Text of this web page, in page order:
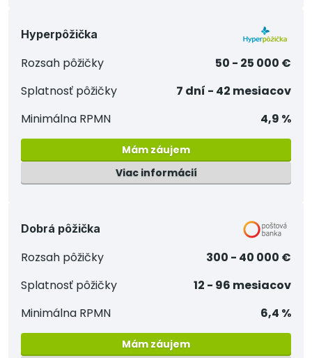
Hyperpôžička
Rozsah pôžičky
50 - 25 000 €
Splatnosť pôžičky
7 dní - 42 mesiacov
Minimálna RPMN
4,9 %
Mám záujem
Viac informácií
Dobrá pôžička
Rozsah pôžičky
300 - 40 000 €
Splatnosť pôžičky
12 - 96 mesiacov
Minimálna RPMN
6,4 %
Mám záujem